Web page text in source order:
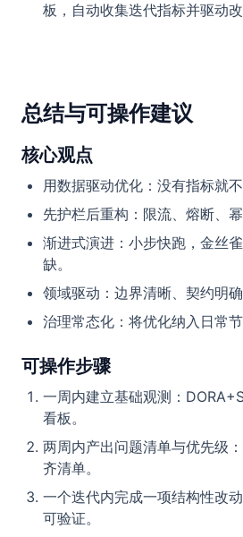
板，自动收集迭代指标并驱动改
总结与可操作建议
核心观点
用数据驱动优化：没有指标就不
先护栏后重构：限流、熔断、
渐进式演进：小步快跑，金丝
缺。
领域驱动：边界清晰、契约明确
治理常态化：将优化纳入日常节
可操作步骤
一周内建立基础观测：
看板。
两周内产出问题清单与优先级
齐清单。
一个迭代内完成一项结构性改
可验证。